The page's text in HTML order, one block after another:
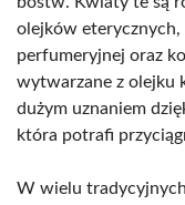
olejków eterycznych,
perfumeryjnej oraz
wytwarzane z olejku
dużym uznaniem
która potrafi
W wielu